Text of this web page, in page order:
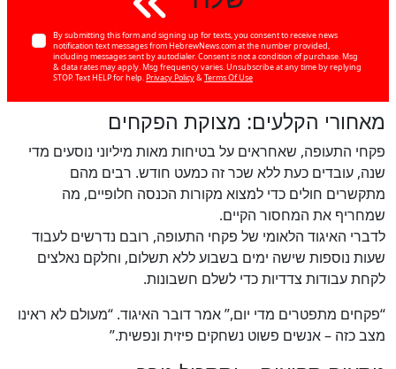
By submitting this form and signing up for texts, you consent to receive news
notification text messages from HebrewNews.com at the number provided,
including messages sent by autodialer. Consent is not a condition of purchase. Msg
& data rates may apply. Msg frequency varies. Unsubscribe at any time by replying
STOP. Text HELP for help.Privacy Policy&Terms Of Use
מאחורי הקלעים: מצוקת הפקחים
פקחי התעופה, שאחראים על בטיחות מאות מיליוני נוסעים מדי
שנה, עובדים כעת ללא שכר זה כמעט חודש. רבים מהם
מתקשרים חולים כדי למצוא מקורות הכנסה חלופיים, מה
שמחריף את המחסור הקיים.
לדברי האיגוד הלאומי של פקחי התעופה, רובם נדרשים לעבוד
שעות נוספות שישה ימים בשבוע ללא תשלום, וחלקם נאלצים
לקחת עבודות צדדיות כדי לשלם חשבונות.
“פקחים מתפטרים מדי יום,” אמר דובר האיגוד. “מעולם לא ראינו
מצב כזה – אנשים פשוט נשחקים פיזית ונפשית.”